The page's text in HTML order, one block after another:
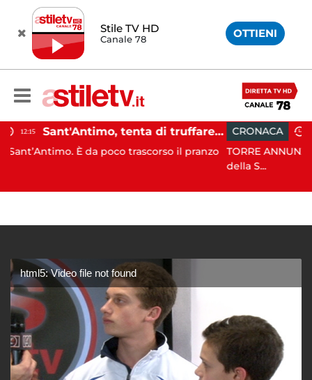
Stile TV HD
Canale 78 OTTIENI
Sant'Antimo, tenta di truffare anziana: 16enne denunciato dai carabinieri
poco trascorso il pranzo
CRONACA 14:17
TORRE ANNUNZIATA. In data 4
html5: Video file not found